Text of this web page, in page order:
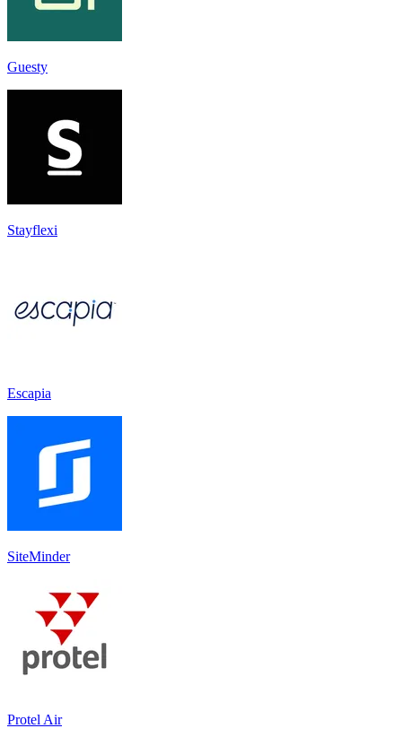
Guesty
Stayflexi
Escapia
SiteMinder
Protel Air